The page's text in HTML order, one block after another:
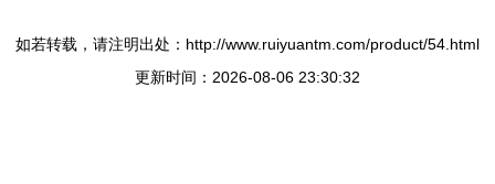
如若转载，请注明出处：http://www.ruiyuantm.com/product/54.html
更新时间：2026-08-06 23:30:32